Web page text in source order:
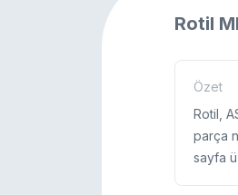
Rotil
Özet
Rotil,
parça
sayfa